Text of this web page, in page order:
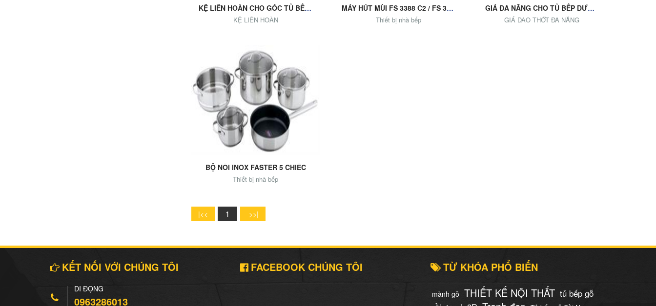
KỆ LIÊN HOÀN CHO GÓC TỦ BẾP DƯỚI
KỆ LIÊN HOÀN
MÁY HÚT MÙI FS 3388 C2 / FS 3388 C2 BLACK
Thiết bị nhà bếp
GIÁ ĐA NĂNG CHO TỦ BẾP DƯỚI (GIÁ GIAO THỚT, GIÁ ĐỒ KHÔ, CHAI LỌ...)
GIÁ DAO THỚT ĐA NĂNG
Add to Cart
BỘ NỒI INOX FASTER 5 CHIẾC
Thiết bị nhà bếp
1
KẾT NỐI VỚI CHÚNG TÔI
DI ĐỘNG
0963286013
FACEBOOK CHÚNG TÔI TỪ KHÓA PHỔ BIẾN
mành gỗ THIẾT KẾ NỘI THẤT tủ bếp gỗ